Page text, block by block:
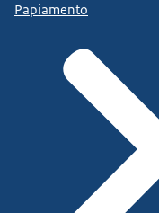
Papiamento